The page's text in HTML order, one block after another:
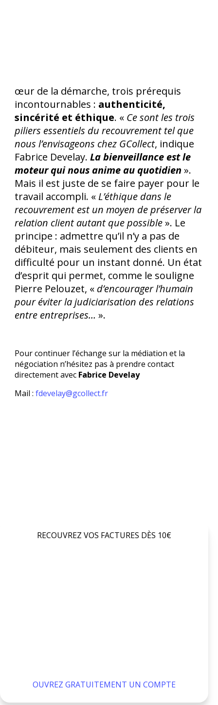
œur de la démarche, trois prérequis
incontournables : authenticité,
sincérité et éthique. « Ce sont les trois
piliers essentiels du recouvrement tel que
nous l’envisageons chez GCollect, indique
Fabrice Develay. La bienveillance est le
moteur qui nous anime au quotidien ».
Mais il est juste de se faire payer pour le
travail accompli. « L’éthique dans le
recouvrement est un moyen de préserver la
relation client autant que possible». Le
principe : admettre qu’il n’y a pas de
débiteur, mais seulement des clients en
difficulté pour un instant donné. Un état
d’esprit qui permet, comme le souligne
Pierre Pelouzet, « d’encourager l’humain
pour éviter la judiciarisation des relations
entre entreprises… ».
Pour continuer l’échange sur la médiation et la
négociation n’hésitez pas à prendre contact
directement avec Fabrice Develay
Mail : fdevelay@gcollect.fr
RECOUVREZ VOS FACTURES DÈS 10€
OUVREZ GRATUITEMENT UN COMPTE